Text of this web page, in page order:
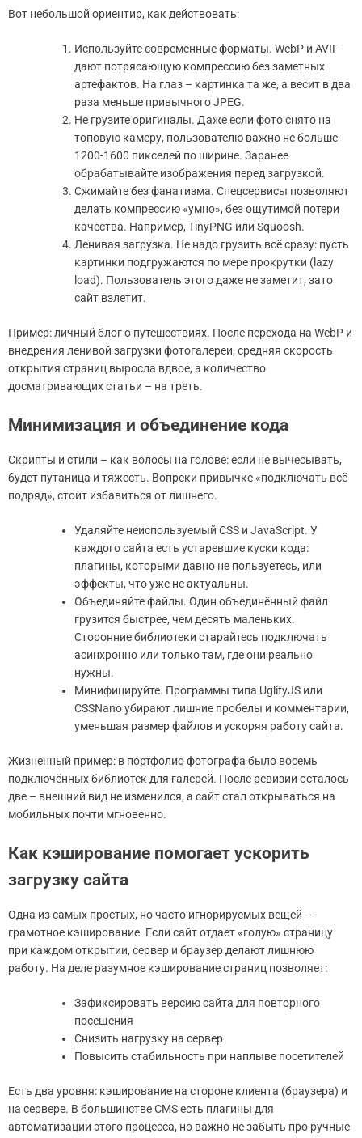
Вот небольшой ориентир, как действовать:
Используйте современные форматы. WebP и AVIF
дают потрясающую компрессию без заметных
артефактов. На глаз – картинка та же, а весит в два
раза меньше привычного JPEG.
Не грузите оригиналы. Даже если фото снято на
топовую камеру, пользователю важно не больше
1200-1600 пикселей по ширине. Заранее
обрабатывайте изображения перед загрузкой.
Сжимайте без фанатизма. Спецсервисы позволяют
делать компрессию «умно», без ощутимой потери
качества. Например, TinyPNG или Squoosh.
Ленивая загрузка. Не надо грузить всё сразу: пусть
картинки подгружаются по мере прокрутки (lazy
load). Пользователь этого даже не заметит, зато
сайт взлетит.
Пример: личный блог о путешествиях. После перехода на WebP и
внедрения ленивой загрузки фотогалереи, средняя скорость
открытия страниц выросла вдвое, а количество
досматривающих статьи – на треть.
Минимизация и объединение кода
Скрипты и стили – как волосы на голове: если не вычесывать,
будет путаница и тяжесть. Вопреки привычке «подключать всё
подряд», стоит избавиться от лишнего.
Удаляйте неиспользуемый CSS и JavaScript. У
каждого сайта есть устаревшие куски кода:
плагины, которыми давно не пользуетесь, или
эффекты, что уже не актуальны.
Объединяйте файлы. Один объединённый файл
грузится быстрее, чем десять маленьких.
Сторонние библиотеки старайтесь подключать
асинхронно или только там, где они реально
нужны.
Минифицируйте. Программы типа UglifyJS или
CSSNano убирают лишние пробелы и комментарии,
уменьшая размер файлов и ускоряя работу сайта.
Жизненный пример: в портфолио фотографа было восемь
подключённых библиотек для галерей. После ревизии осталось
две – внешний вид не изменился, а сайт стал открываться на
мобильных почти мгновенно.
Как кэширование помогает ускорить
загрузку сайта
Одна из самых простых, но часто игнорируемых вещей –
грамотное кэширование. Если сайт отдает «голую» страницу
при каждом открытии, сервер и браузер делают лишнюю
работу. На деле разумное кэширование страниц позволяет:
Зафиксировать версию сайта для повторного
посещения
Снизить нагрузку на сервер
Повысить стабильность при наплыве посетителей
Есть два уровня: кэширование на стороне клиента (браузера) и
на сервере. В большинстве CMS есть плагины для
автоматизации этого процесса, но важно не забыть про ручные